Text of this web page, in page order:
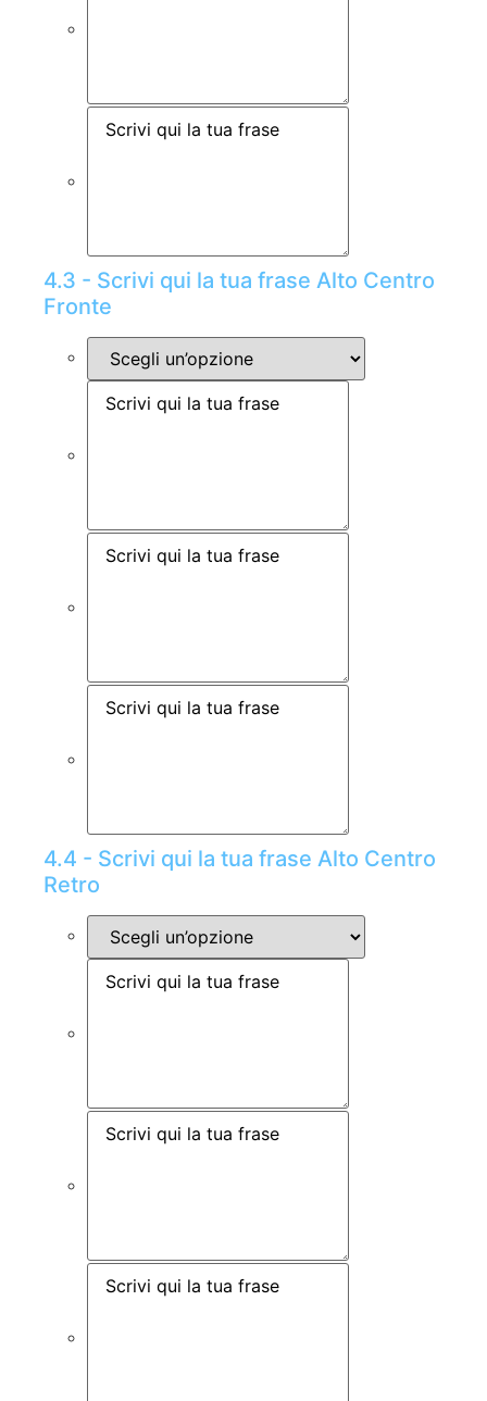
4.3 - Scrivi qui la tua frase Alto Centro
Fronte
4.4 - Scrivi qui la tua frase Alto Centro
Retro